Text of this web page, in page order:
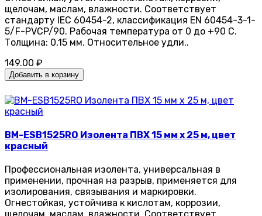
щелочам, маслам, влажности. Соответствует
стандарту IEC 60454-2, классификация EN 60454-3-1-
5/F-PVCP/90. Рабочая температура от 0 до +90 С.
Толщина: 0,15 мм. Относительное удли..
149.00 ₽
Добавить в корзину
BM-ESB1525RO Изолента ПВХ 15 мм x 25 м, цвет
красный
Профессиональная изолента, универсальная в
применении, прочная на разрыв, применяется для
изолирования, связывания и маркировки.
Огнестойкая, устойчива к кислотам, коррозии,